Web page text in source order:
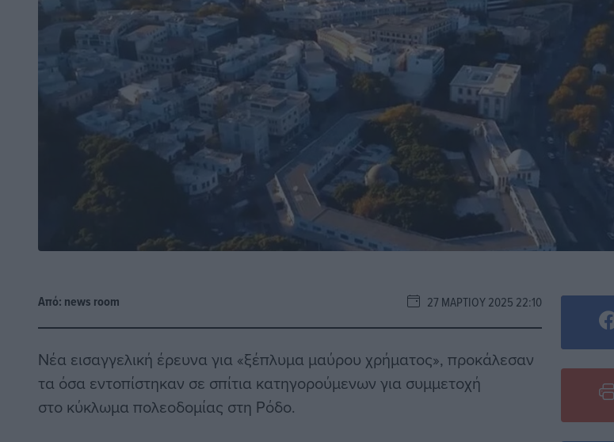
Από: news room 27 ΜΑΡΤΊΟΥ 2025 22:10
Νέα εισαγγελική έρευνα για «ξέπλυμα μαύρου χρήματος», προκάλεσαν
τα όσα εντοπίστηκαν σε σπίτια κατηγορούμενων για συμμετοχή
στο κύκλωμα πολεοδομίας στη Ρόδο.